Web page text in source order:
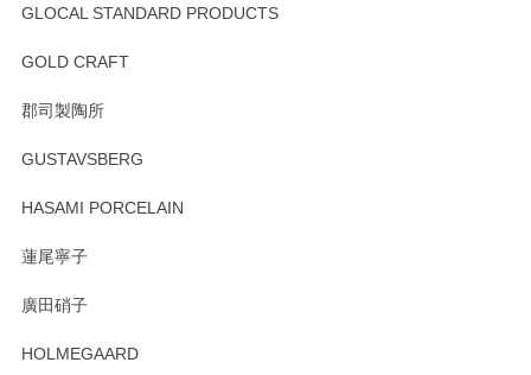
GLOCAL STANDARD PRODUCTS
GOLD CRAFT
郡司製陶所
GUSTAVSBERG
HASAMI PORCELAIN
蓮尾寧子
廣田硝子
HOLMEGAARD